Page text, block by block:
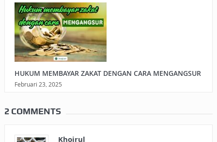
HUKUM MEMBAYAR ZAKAT DENGAN CARA MENGANGSUR
Februari 23, 2025
2 COMMENTS
Khoirul